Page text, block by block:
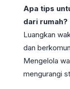
Apa tips
dari rumah?
Luangkan
dan
Mengelola
mengurangi